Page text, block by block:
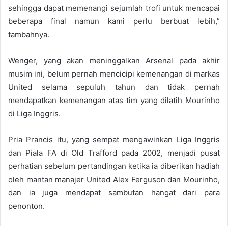
sehingga dapat memenangi sejumlah trofi untuk mencapai
beberapa final namun kami perlu berbuat lebih,”
tambahnya.
Wenger, yang akan meninggalkan Arsenal pada akhir
musim ini, belum pernah mencicipi kemenangan di markas
United selama sepuluh tahun dan tidak pernah
mendapatkan kemenangan atas tim yang dilatih Mourinho
di Liga Inggris.
Pria Prancis itu, yang sempat mengawinkan Liga Inggris
dan Piala FA di Old Trafford pada 2002, menjadi pusat
perhatian sebelum pertandingan ketika ia diberikan hadiah
oleh mantan manajer United Alex Ferguson dan Mourinho,
dan ia juga mendapat sambutan hangat dari para
penonton.